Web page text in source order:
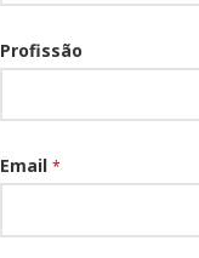
Profissão
Email *